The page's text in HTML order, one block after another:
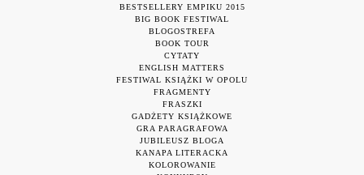
BESTSELLERY EMPIKU 2015
BIG BOOK FESTIWAL
BLOGOSTREFA
BOOK TOUR
CYTATY
ENGLISH MATTERS
FESTIWAL KSIĄŻKI W OPOLU
FRAGMENTY
FRASZKI
GADŻETY KSIĄŻKOWE
GRA PARAGRAFOWA
JUBILEUSZ BLOGA
KANAPA LITERACKA
KOLOROWANIE